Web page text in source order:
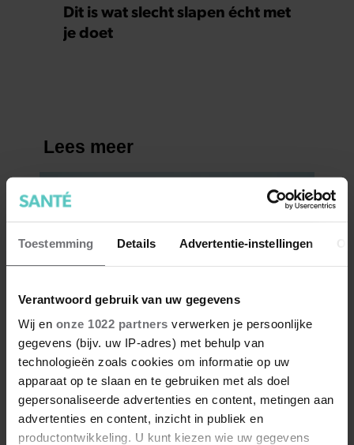
Toestemming Details Advertentie-instellingen
Verantwoord gebruik van uw gegevens
Wij en onze 1022 partners verwerken je persoonlijke
gegevens (bijv. uw IP-adres) met behulp van
technologieën zoals cookies om informatie op uw
apparaat op te slaan en te gebruiken met als doel
gepersonaliseerde advertenties en content, metingen aan
advertenties en content, inzicht in publiek en
productontwikkeling. U kunt kiezen wie uw gegevens
Dit is wat slecht slapen écht met
je doet